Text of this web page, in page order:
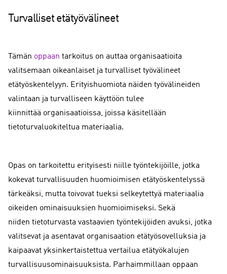
Turvalliset etätyövälineet
Tämän oppaan tarkoitus on auttaa organisaatioita
valitsemaan oikeanlaiset ja turvalliset työvälineet
etätyöskentelyyn. Erityishuomiota näiden työvälineiden
valintaan ja turvalliseen käyttöön tulee
kiinnittää organisaatioissa, joissa käsitellään
tietoturvaluokiteltua materiaalia.
Opas on tarkoitettu erityisesti niille työntekijöille, jotka
kokevat turvallisuuden huomioimisen etätyöskentelyssä
tärkeäksi, mutta toivovat tueksi selkeytettyä materiaalia
oikeiden ominaisuuksien huomioimiseksi. Sekä
niiden tietoturvasta vastaavien työntekijöiden avuksi, jotka
valitsevat ja asentavat organisaation etätyösovelluksia ja
kaipaavat yksinkertaistettua vertailua etätyökalujen
turvallisuusominaisuuksista. Parhaimmillaan oppaan